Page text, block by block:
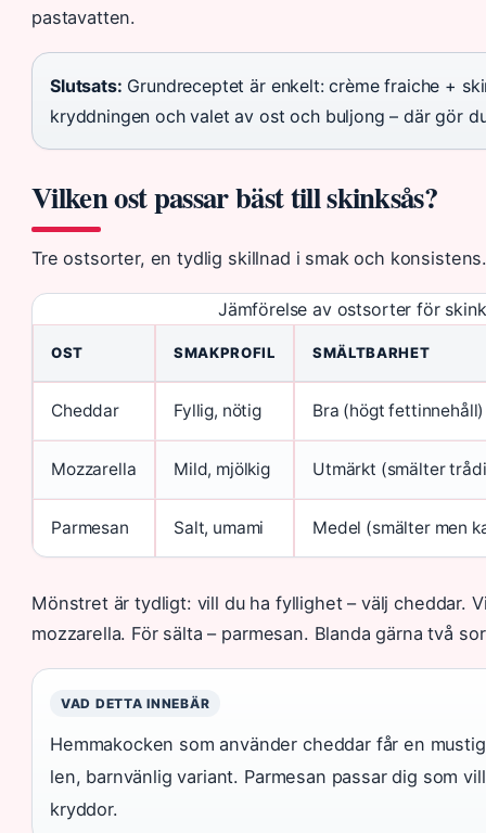
pastavatten.
Slutsats: Grundreceptet är enkelt: crème fraiche +
kryddningen och valet av ost och buljong – där gör
Vilken ost passar bäst till skinksås?
Tre ostsorter, en tydlig skillnad i smak och
Jämförelse av ostsorter för
OST SMAKPROFIL SMÄLTBARHET
Cheddar Fyllig, nötig Bra (högt fettinnehåll)
Mozzarella Mild, mjölkig Utmärkt (smälter
Parmesan Salt, umami Medel (smälter men
Mönstret är tydligt: vill du ha fyllighet – välj cheddar.
mozzarella. För sälta – parmesan. Blanda gärna två
VAD DETTA INNEBÄR
Hemmakocken som använder cheddar får en
len, barnvänlig variant. Parmesan passar dig som
kryddor.